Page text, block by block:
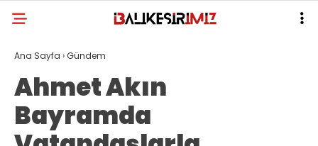
Ana Sayfa ›Gündem
Ahmet Akın
Bayramda